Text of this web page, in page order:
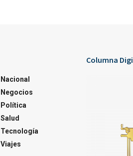
Nacional
Negocios
Política
Salud
Tecnología
Viajes
Columna